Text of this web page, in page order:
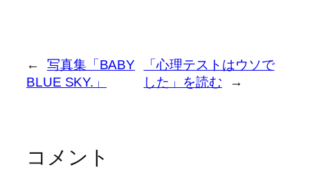
←
写真集「BABY
BLUE SKY.」
「心理テストはウソで
した」を読む
→
コメント